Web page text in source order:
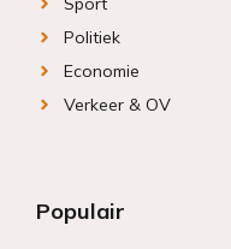
Politiek
Economie
Verkeer & OV
Populair